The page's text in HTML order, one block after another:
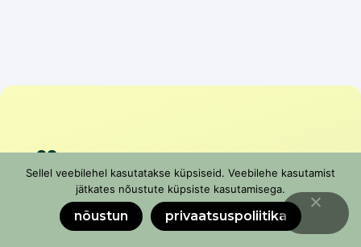
Liitu
uudiskirjaga
Ära jää ilma värsketest uudistest, vajalikest
Sellel veebilehel kasutatakse küpsiseid. Veebilehe kasutamist
jätkates nõustute küpsiste kasutamisega.
nõustun privaatsuspoliitika